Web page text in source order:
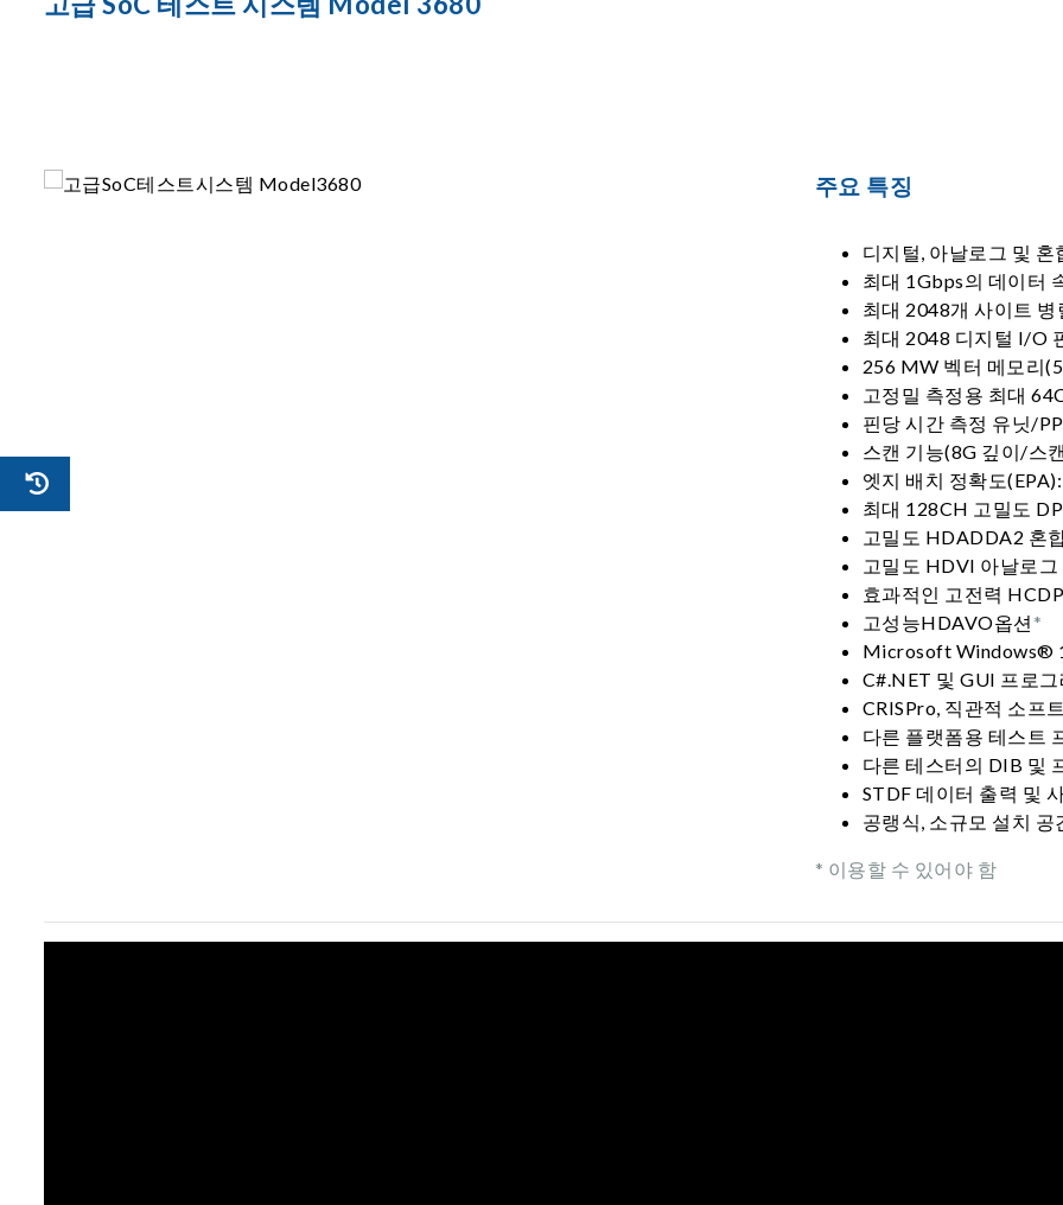
주요 특징
디지털, 아날로그 및
최대 1Gbps의 데이터
최대 2048개 사이트 병
최대 2048 디지털 I/O
256 MW 벡터 메모리
고정밀 측정용 최대
핀당 시간 측정 유닛/
스캔 기능(8G 깊이/스
엣지 배치 정확도
최대 128CH 고밀도
고밀도 HDADDA2 혼
고밀도 HDVI 아날로그
효과적인 고전력
고성능HDAVO옵션 *
Microsoft Windows®
C#.NET 및 GUI 프로
CRISPro, 직관적 소프
다른 플랫폼용 테스트
다른 테스터의 DIB 및
STDF 데이터 출력 및
공랭식, 소규모 설치
* 이용할 수 있어야 함